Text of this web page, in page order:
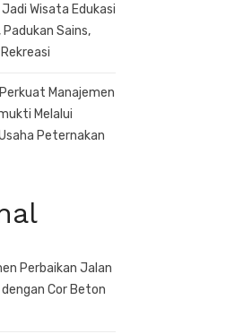
Wisata Edukasi
Padukan Sains,
Manajemen
Melalui
Peternakan
Perbaikan Jalan
Cor Beton